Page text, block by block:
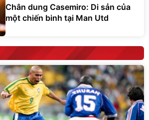
Chân dung Casemiro: Di sản của
một chiến binh tại Man Utd